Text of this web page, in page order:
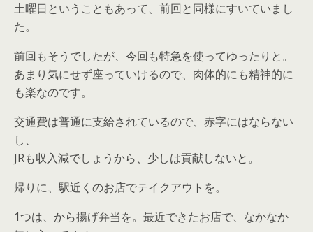
土曜日ということもあって、前回と同様にすいていまし
た。
前回もそうでしたが、今回も特急を使ってゆったりと。
あまり気にせず座っていけるので、肉体的にも精神的に
も楽なのです。
交通費は普通に支給されているので、赤字にはならない
し、
JRも収入減でしょうから、少しは貢献しないと。
帰りに、駅近くのお店でテイクアウトを。
1つは、から揚げ弁当を。最近できたお店で、なかなか